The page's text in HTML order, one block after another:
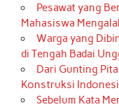
Pesawat yang
Mahasiswa
Warga yang
di Tengah Badai
Dari Gunting
Konstruksi
Sebelum Kata